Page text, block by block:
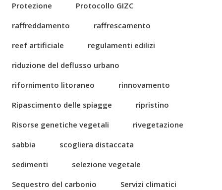
Protezione
Protocollo GIZC
raffreddamento
raffrescamento
reef artificiale
regulamenti edilizi
riduzione del deflusso urbano
rifornimento litoraneo
rinnovamento
Ripascimento delle spiagge
ripristino
Risorse genetiche vegetali
rivegetazione
sabbia
scogliera distaccata
sedimenti
selezione vegetale
Sequestro del carbonio
Servizi climatici